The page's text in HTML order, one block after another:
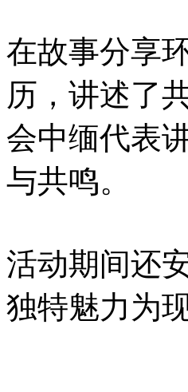
在故事分享
历，讲述了
会中缅代表
与共鸣。
活动期间还
独特魅力为